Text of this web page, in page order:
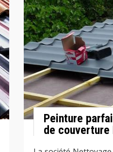
Peinture
de couverture